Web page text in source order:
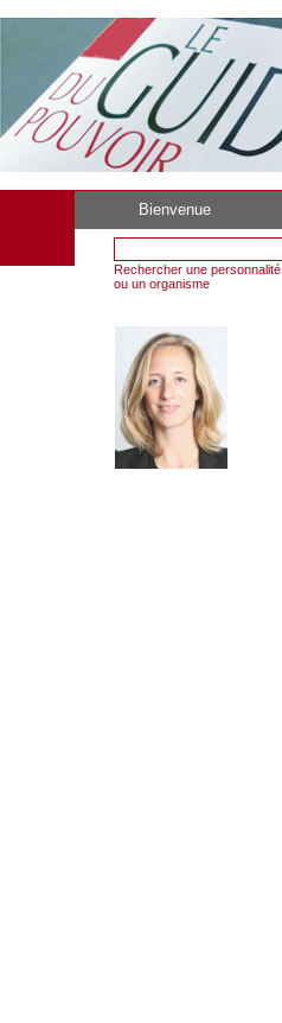
Bienvenue
Rechercher une personnalité
ou un organisme